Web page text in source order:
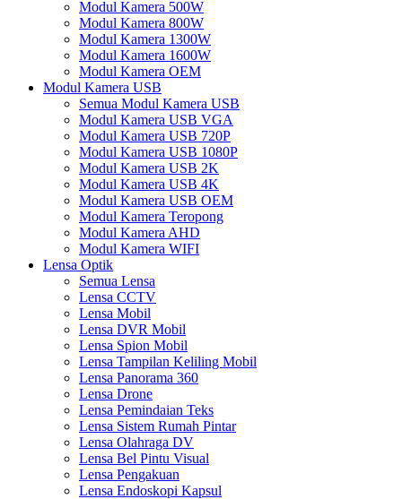
Modul Kamera 500W
Modul Kamera 800W
Modul Kamera 1300W
Modul Kamera 1600W
Modul Kamera OEM
Modul Kamera USB
Semua Modul Kamera USB
Modul Kamera USB VGA
Modul Kamera USB 720P
Modul Kamera USB 1080P
Modul Kamera USB 2K
Modul Kamera USB 4K
Modul Kamera USB OEM
Modul Kamera Teropong
Modul Kamera AHD
Modul Kamera WIFI
Lensa Optik
Semua Lensa
Lensa CCTV
Lensa Mobil
Lensa DVR Mobil
Lensa Spion Mobil
Lensa Tampilan Keliling Mobil
Lensa Panorama 360
Lensa Drone
Lensa Pemindaian Teks
Lensa Sistem Rumah Pintar
Lensa Olahraga DV
Lensa Bel Pintu Visual
Lensa Pengakuan
Lensa Endoskopi Kapsul